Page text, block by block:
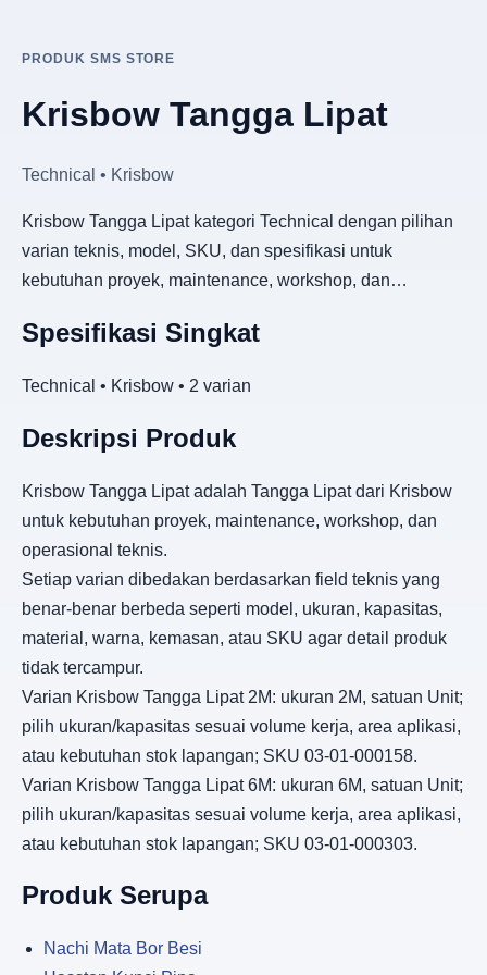
PRODUK SMS STORE
Krisbow Tangga Lipat
Technical • Krisbow
Krisbow Tangga Lipat kategori Technical dengan pilihan
varian teknis, model, SKU, dan spesifikasi untuk
kebutuhan proyek, maintenance, workshop, dan…
Spesifikasi Singkat
Technical • Krisbow • 2 varian
Deskripsi Produk
Krisbow Tangga Lipat adalah Tangga Lipat dari Krisbow
untuk kebutuhan proyek, maintenance, workshop, dan
operasional teknis.
Setiap varian dibedakan berdasarkan field teknis yang
benar-benar berbeda seperti model, ukuran, kapasitas,
material, warna, kemasan, atau SKU agar detail produk
tidak tercampur.
Varian Krisbow Tangga Lipat 2M: ukuran 2M, satuan Unit;
pilih ukuran/kapasitas sesuai volume kerja, area aplikasi,
atau kebutuhan stok lapangan; SKU 03-01-000158.
Varian Krisbow Tangga Lipat 6M: ukuran 6M, satuan Unit;
pilih ukuran/kapasitas sesuai volume kerja, area aplikasi,
atau kebutuhan stok lapangan; SKU 03-01-000303.
Produk Serupa
Nachi Mata Bor Besi